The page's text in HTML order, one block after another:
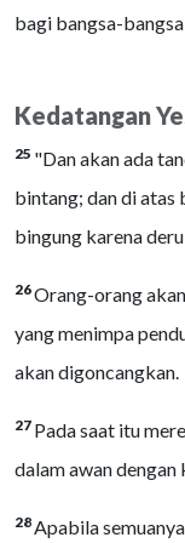
bagi bangsa-
Kedatangan
25 "Dan akan ada
bintang; dan di atas
bingung karena
26Orang-orang
yang menimpa
akan digoncangkan.
27 Pada saat itu
dalam awan dengan
28Apabila